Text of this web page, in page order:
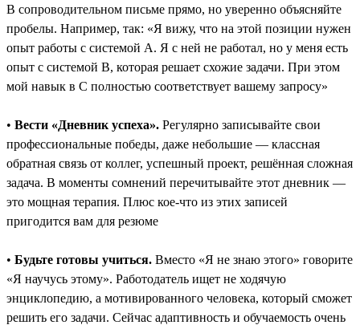
В сопроводительном письме прямо, но уверенно объясняйте
пробелы. Например, так: «Я вижу, что на этой позиции нужен
опыт работы с системой A. Я с ней не работал, но у меня есть
опыт с системой B, которая решает схожие задачи. При этом
мой навык в C полностью соответствует вашему запросу»
• Вести «Дневник успеха». Регулярно записывайте свои
профессиональные победы, даже небольшие ― классная
обратная связь от коллег, успешный проект, решённая сложная
задача. В моменты сомнений перечитывайте этот дневник —
это мощная терапия. Плюс кое-что из этих записей
пригодится вам для резюме
• Будьте готовы учиться. Вместо «Я не знаю этого» говорите
«Я научусь этому». Работодатель ищет не ходячую
энциклопедию, а мотивированного человека, который сможет
решить его задачи. Сейчас адаптивность и обучаемость очень